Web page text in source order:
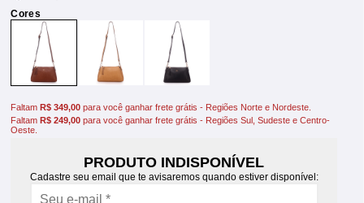
FaltamR$ 349,00 para você ganhar frete grátis - Regiões Norte e Nordeste.
FaltamR$ 249,00 para você ganhar frete grátis - Regiões Sul, Sudeste e Centro-
Oeste.
PRODUTO INDISPONÍVEL
Cadastre seu email que te avisaremos quando estiver disponível: